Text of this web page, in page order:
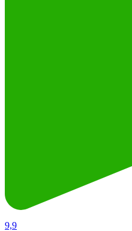
9,9